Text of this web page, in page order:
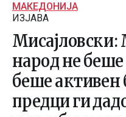
МАКЕДОНИЈА
ИЗЈАВА
народ не
беше
предци ги